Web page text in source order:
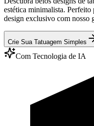
estética minimalista. Perfeito
design exclusivo com nosso
Crie Sua Tatuagem Simples
Com Tecnologia de IA